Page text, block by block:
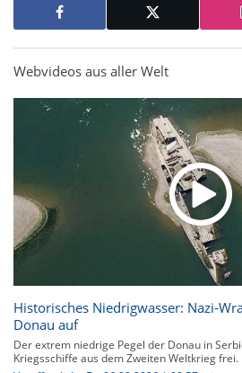
Webvideos aus aller Welt
Historisches Niedrigwasser: Nazi-
Donau auf
Der extrem niedrige Pegel der Donau in
Kriegsschiffe aus dem Zweiten Weltkrieg frei.